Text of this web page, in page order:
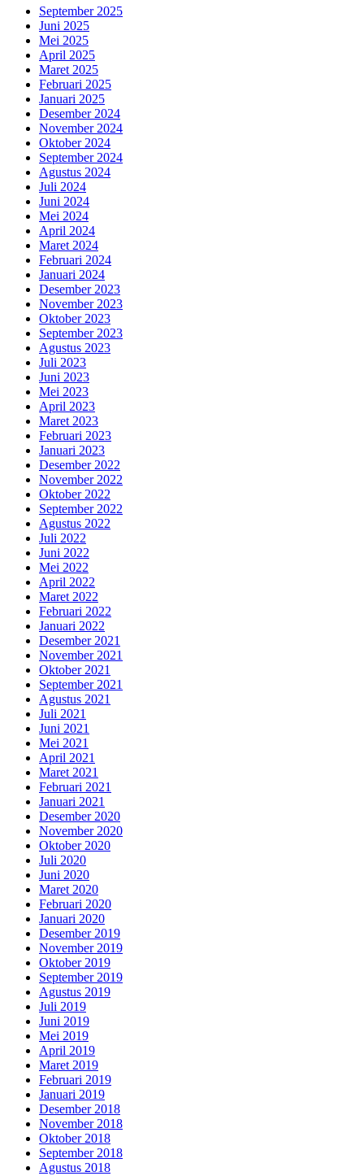
September 2025
Juni 2025
Mei 2025
April 2025
Maret 2025
Februari 2025
Januari 2025
Desember 2024
November 2024
Oktober 2024
September 2024
Agustus 2024
Juli 2024
Juni 2024
Mei 2024
April 2024
Maret 2024
Februari 2024
Januari 2024
Desember 2023
November 2023
Oktober 2023
September 2023
Agustus 2023
Juli 2023
Juni 2023
Mei 2023
April 2023
Maret 2023
Februari 2023
Januari 2023
Desember 2022
November 2022
Oktober 2022
September 2022
Agustus 2022
Juli 2022
Juni 2022
Mei 2022
April 2022
Maret 2022
Februari 2022
Januari 2022
Desember 2021
November 2021
Oktober 2021
September 2021
Agustus 2021
Juli 2021
Juni 2021
Mei 2021
April 2021
Maret 2021
Februari 2021
Januari 2021
Desember 2020
November 2020
Oktober 2020
Juli 2020
Juni 2020
Maret 2020
Februari 2020
Januari 2020
Desember 2019
November 2019
Oktober 2019
September 2019
Agustus 2019
Juli 2019
Juni 2019
Mei 2019
April 2019
Maret 2019
Februari 2019
Januari 2019
Desember 2018
November 2018
Oktober 2018
September 2018
Agustus 2018